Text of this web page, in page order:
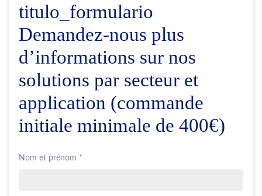
titulo_formulario
Demandez-nous plus
d’informations sur nos
solutions par secteur et
application (commande
initiale minimale de 400€)
Nom et prénom *